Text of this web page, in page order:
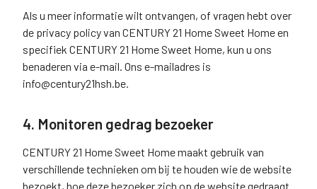
Als u meer informatie wilt ontvangen, of vragen hebt over
de privacy policy van CENTURY 21 Home Sweet Home en
specifiek CENTURY 21 Home Sweet Home, kun u ons
benaderen via e-mail. Ons e-mailadres is
info@century21hsh.be.
4. Monitoren gedrag bezoeker
CENTURY 21 Home Sweet Home maakt gebruik van
verschillende technieken om bij te houden wie de website
bezoekt, hoe deze bezoeker zich op de website gedraagt